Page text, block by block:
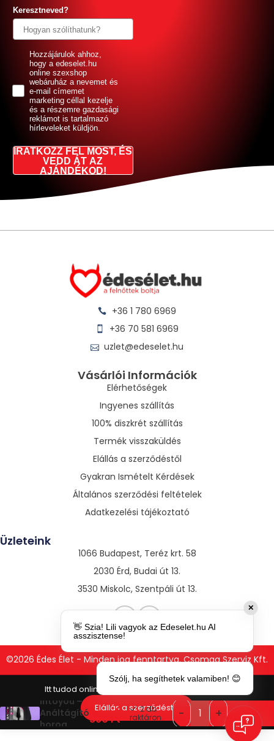
Keresztneved?
GDPRHozzájárulok ahhoz,
hogy a edeselet.hu
online szexshop
webáruház a nevemet és
e-mail címemet
marketing céllal kezelje
és a részemre gazdasági
reklámot is tartalmazó
hírleveleket küldjön.
IRATKOZZ FEL MOST, ÉS
VEDD ÁT AZ
AJÁNDÉKOD!
+36 1 780 6969
+36 70 581 6969
uzlet@edeselet.hu
Vásárlói Információk
Elérhetőségek
Ingyenes szállítás
100% diszkrét szállítás
Termék visszaküldés
Elállás a szerződéstől
Gyakran Ismételt Kérdések
Általános szerződési feltételek
Adatkezelési tájékoztató
Üzleteink
1066 Budapest, Teréz krt. 58
2030 Érd, Budai út 13.
3530 Miskolc, Szentpáli út 13.
©2026 Édes Élet - Minden jog fenntartva. Csomag Szerviz Kft.
Moove
Intoyou –
Análtágító
horog
2
390Ft
2 db
raktáron.
Elállás a szerződéstől
✕
👋 Szia! Lili vagyok az Edeselet.hu AI
asszisztense!
Szólj, ha segíthetek valamiben! 😊